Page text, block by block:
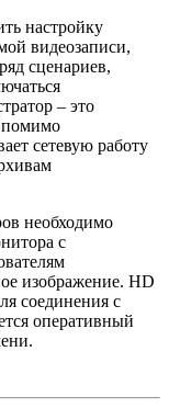
настройку
видеозаписи,
сценариев,
– это
помимо
сетевую работу
необходимо
с
изображение. HD
соединения с
оперативный